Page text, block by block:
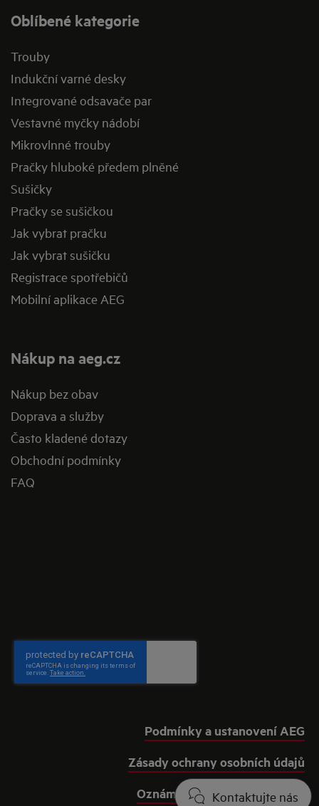
Kontaktujte nás
Oblíbené kategorie
Trouby
Indukční varné desky
Integrované odsavače par
Vestavné myčky nádobí
Mikrovlnné trouby
Pračky hluboké předem plněné
Sušičky
Pračky se sušičkou
Jak vybrat pračku
Jak vybrat sušičku
Registrace spotřebičů
Mobilní aplikace AEG
Nákup na aeg.cz
Nákup bez obav
Doprava a služby
Často kladené dotazy
Obchodní podmínky
FAQ
Podmínky a ustanovení AEG
Zásady ochrany osobních údajů
Oznámení o souborech cookie